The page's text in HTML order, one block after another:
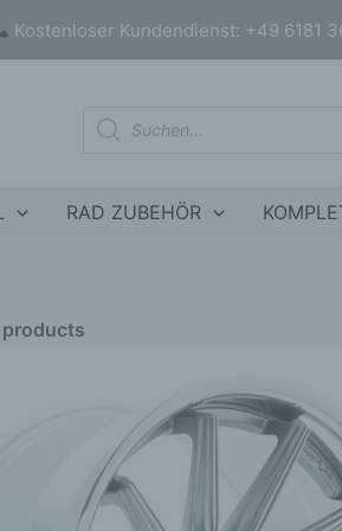
Kostenloser Kundendienst: +49 6181
Products
search
RAD ZUBEHÖR
products